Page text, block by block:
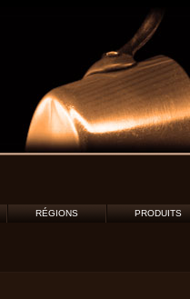
RÉGIONS PRODUITS